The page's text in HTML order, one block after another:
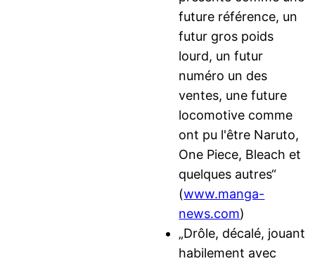
future référence, un
futur gros poids
lourd, un futur
numéro un des
ventes, une future
locomotive comme
ont pu l'être Naruto,
One Piece, Bleach et
quelques autres“
(www.manga-
news.com)
„Drôle, décalé, jouant
habilement avec